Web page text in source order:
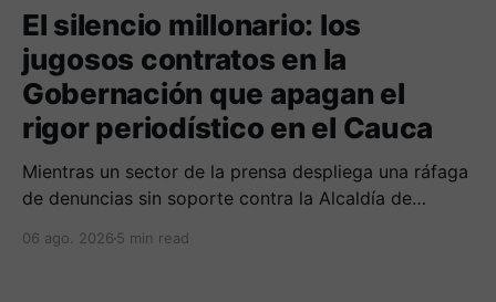
El silencio millonario: los
jugosos contratos en la
Gobernación que apagan el
rigor periodístico en el Cauca
Mientras un sector de la prensa despliega una ráfaga
de denuncias sin soporte contra la Alcaldía de
revelan acuerdos por 140 millones de pesos con el
06 ago. 2026 5 min read